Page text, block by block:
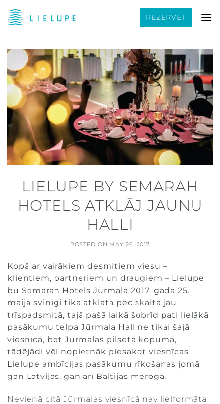
REZERVĒT
LIELUPE BY SEMARAH
HOTELS ATKLĀJ JAUNU
HALLI
POSTED ON MAY 26, 2017
Kopā ar vairākiem desmitiem viesu –
klientiem, partneriem un draugiem – Lielupe
bu Semarah Hotels Jūrmalā 2017. gada 25.
maijā svinīgi tika atklāta pēc skaita jau
trīspadsmitā, tajā pašā laikā šobrīd pati lielākā
pasākumu telpa Jūrmala Hall ne tikai šajā
viesnīcā, bet Jūrmalas pilsētā kopumā,
tādējādi vēl nopietnāk piesakot viesnīcas
Lielupe ambīcijas pasākumu rīkošanas jomā
gan Latvijas, gan arī Baltijas mērogā.
Nevienā citā Jūrmalas viesnīcā nav lielformāta